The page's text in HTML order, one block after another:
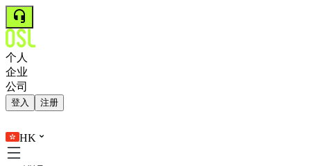
个人
企业
公司
登入 注册
HK